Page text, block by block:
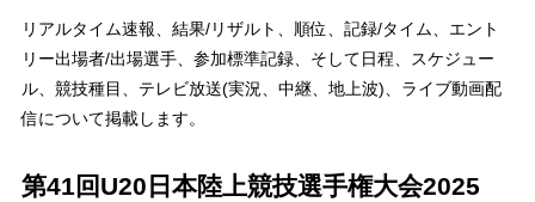
リアルタイム速報、結果/リザルト、順位、記録/タイム、エント
リー出場者/出場選手、参加標準記録、そして日程、スケジュー
ル、競技種目、テレビ放送(実況、中継、地上波)、ライブ動画配
信について掲載します。
第41回U20日本陸上競技選手権大会2025